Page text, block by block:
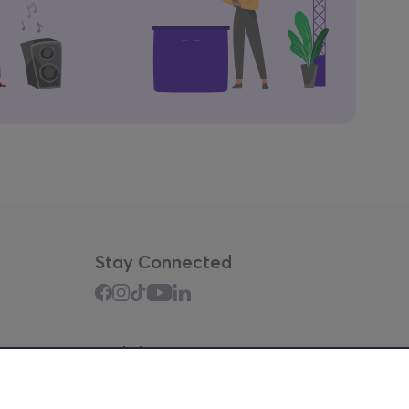
Stay Connected
Mobile app